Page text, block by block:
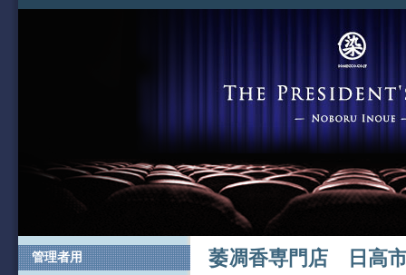
萎凋香専門店 日高
管理者用